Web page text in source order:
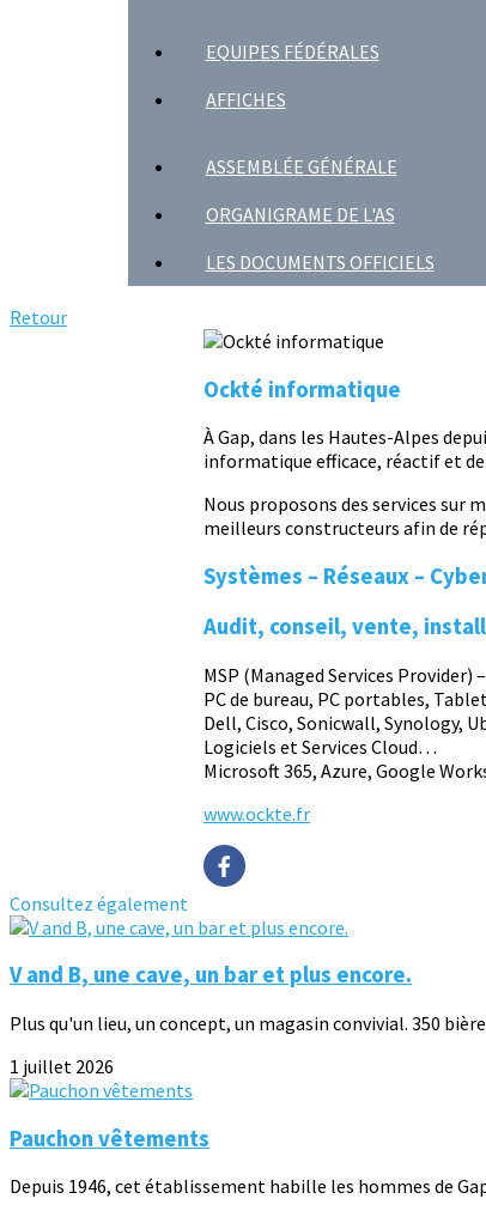
EQUIPES FÉDÉRALES
AFFICHES
ASSEMBLÉE GÉNÉRALE
ORGANIGRAME DE L'AS
LES DOCUMENTS OFFICIELS
Retour
Ockté informatique
À Gap, dans les Hautes-Alpes
informatique efficace, réactif et
Nous proposons des services sur
meilleurs constructeurs afin de
Systèmes – Réseaux –
Audit, conseil, vente,
MSP (Managed Services Provider)
PC de bureau, PC portables,
Dell, Cisco, Sonicwall, Synology,
Logiciels et Services Cloud…
Microsoft 365, Azure, Google
www.ockte.fr
Consultez également
V and B, une cave, un bar et plus encore.
Plus qu'un lieu, un concept, un magasin convivial. 350
1 juillet 2026
Pauchon vêtements
Depuis 1946, cet établissement habille les hommes de